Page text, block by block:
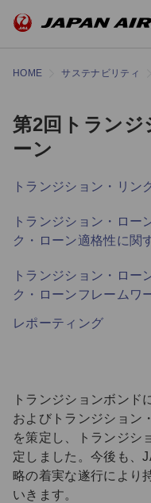
HOME サステナビリティ
第2回トランジ
ーン
トランジション・リン
トランジション・ロー
ク・ローン適格性に関
トランジション・ロー
ク・ローンフレームワ
レポーティング
トランジションボンド
およびトランジション
を策定し、トランジシ
定しました。今後も、
略の着実な遂行により
いきます。